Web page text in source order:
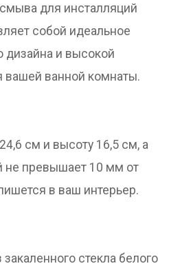
для инсталляций
собой идеальное
дизайна и высокой
вашей ванной комнаты.
см и высоту 16,5 см, а
не превышает 10 мм от
в ваш интерьер.
стекла белого